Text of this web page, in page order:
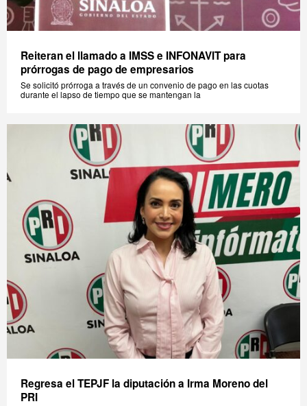
Reiteran el llamado a IMSS e INFONAVIT para
prórrogas de pago de empresarios
Se solicitó prórroga a través de un convenio de pago en las cuotas
durante el lapso de tiempo que se mantengan la
Regresa el TEPJF la diputación a Irma Moreno del
PRI